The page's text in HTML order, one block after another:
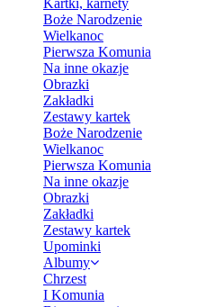
Kartki, karnety
Boże Narodzenie
Wielkanoc
Pierwsza Komunia
Na inne okazje
Obrazki
Zakładki
Zestawy kartek
Boże Narodzenie
Wielkanoc
Pierwsza Komunia
Na inne okazje
Obrazki
Zakładki
Zestawy kartek
Upominki
Albumy
Chrzest
I Komunia